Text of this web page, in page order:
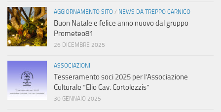
AGGIORNAMENTO SITO / NEWS DA TREPPO CARNICO
Buon Natale e felice anno nuovo dal gruppo
Prometeo81
26 DICEMBRE 2025
ASSOCIAZIONI
Tesseramento soci 2025 per l’Associazione
Culturale “Elio Cav. Cortolezzis”
30 GENNAIO 2025